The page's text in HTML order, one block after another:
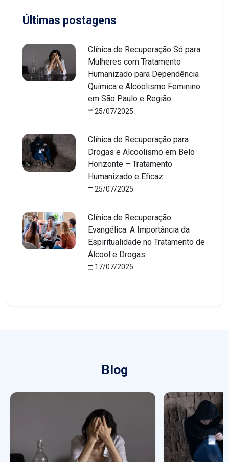
Últimas postagens
Clínica de Recuperação Só para
Mulheres com Tratamento
Humanizado para Dependência
Química e Alcoolismo Feminino
em São Paulo e Região
25/07/2025
Clínica de Recuperação para
Drogas e Alcoolismo em Belo
Horizonte – Tratamento
Humanizado e Eficaz
25/07/2025
Clínica de Recuperação
Evangélica: A Importância da
Espiritualidade no Tratamento de
Álcool e Drogas
17/07/2025
Blog